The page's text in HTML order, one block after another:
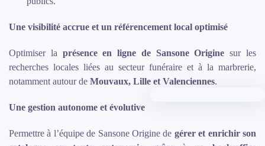
Une visibilité accrue et un référencement local optimisé
Optimiser la présence en ligne de Sansone Origine sur les
recherches locales liées au secteur funéraire et à la marbrerie,
notamment autour de Mouvaux, Lille et Valenciennes.
Une gestion autonome et évolutive
Permettre à l’équipe de Sansone Origine de gérer et enrichir son